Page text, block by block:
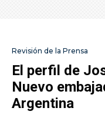
Revisión de la Prensa
El perfil de
Nuevo
Argentina